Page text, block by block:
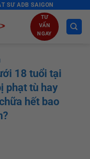
SƯ ADB SAIGON
TƯ
VẤN
NGAY
18 tuổi tại
phạt tù hay
hết bao